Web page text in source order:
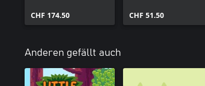
CHF 174.50 CHF 51.50
Anderen gefällt auch